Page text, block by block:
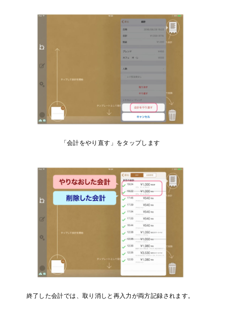
「会計をやり直す」をタップします
終了した会計では、取り消しと再⼊⼒が両⽅記録されます。